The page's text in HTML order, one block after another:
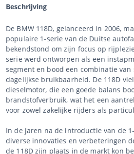
Beschrijving
De BMW 118D, gelanceerd in 2006,
populaire 1-serie van de Duitse
bekendstond om zijn focus op
serie werd ontworpen als een
segment en bood een combinatie
dagelijkse bruikbaarheid. De 118D
dieselmotor, die een goede balans
brandstofverbruik, wat het een
voor zowel zakelijke rijders als
In de jaren na de introductie van de
diverse innovaties en verbeteringen
de 118D zijn plaats in de markt kon